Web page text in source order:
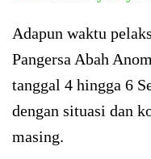
Adapun waktu
Pangersa Abah
tanggal 4 hingga 6
dengan situasi dan
masing.